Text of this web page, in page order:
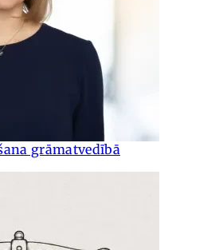
grāmatvedībā